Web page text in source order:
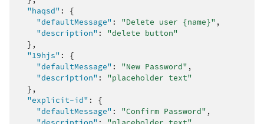
"haqsd" :
{
"defaultMessage" : "Delete user {name}" ,
"description" :
"delete button"
},
"19hjs" :
{
"defaultMessage" : "New Password" ,
"description" :
"placeholder text"
},
"explicit-id" :
{
"defaultMessage" : "Confirm Password" ,